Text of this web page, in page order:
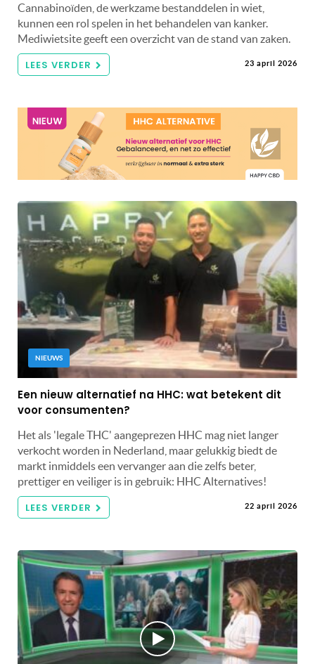
Cannabinoïden, de werkzame bestanddelen in wiet,
kunnen een rol spelen in het behandelen van kanker.
Mediwietsite geeft een overzicht van de stand van zaken.
LEES VERDER 23 april 2026
NIEUWS
Een nieuw alternatief na HHC: wat betekent dit
voor consumenten?
Het als 'legale THC' aangeprezen HHC mag niet langer
verkocht worden in Nederland, maar gelukkig biedt de
markt inmiddels een vervanger aan die zelfs beter,
prettiger en veiliger is in gebruik: HHC Alternatives!
LEES VERDER 22 april 2026